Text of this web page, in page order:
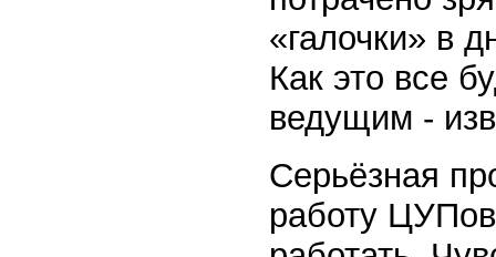
«галочки» в
Как это все
ведущим -
Серьёзная
работу